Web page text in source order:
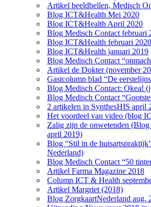
Artikel beeldbellen, Medisch
Blog ICT&Health Mei 2020
Blog ICT&Health April 2020
Blog Medisch Contact februari
Blog ICT&Health februari 2020
Blog ICT&Health januari 2019
Blog Medisch Contact
Artikel de Dokter (november
Gastcolumn blad “De
Blog Medisch Contact: Okea!
Blog Medisch Contact
2 artikelen in SynthesHIS april
Het voordeel van video (blog
Zalig zijn de onwetenden
april 2019)
Blog “Stil in de
Nederland)
Blog Medisch Contact “50
Artikel Farma Magazine 2018
Column ICT & Health
Artikel Margriet (2018)
Blog ZorgkaartNederland aug.